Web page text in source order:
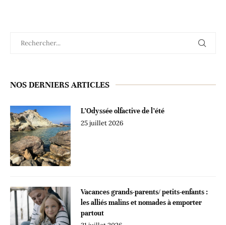
NOS DERNIERS ARTICLES
L’Odyssée olfactive de l’été
25 juillet 2026
Vacances grands-parents/ petits-enfants :
les alliés malins et nomades à emporter
partout